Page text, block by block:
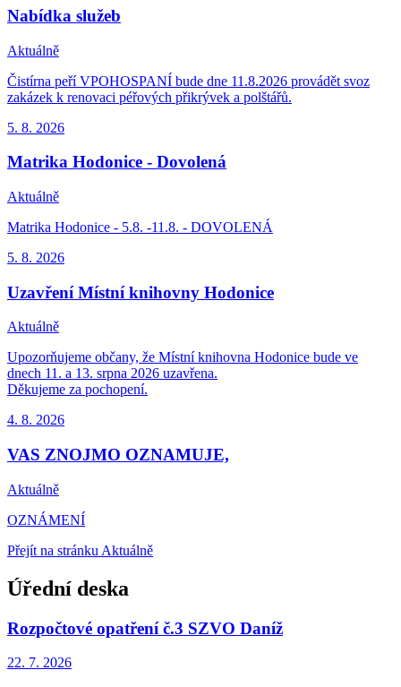
Nabídka služeb
Aktuálně
Čistírna peří VPOHOSPANÍ bude dne 11.8.2026 provádět svoz
zakázek k renovaci péřových přikrývek a polštářů.
5. 8. 2026
Matrika Hodonice - Dovolená
Aktuálně
Matrika Hodonice - 5.8. -11.8. - DOVOLENÁ
5. 8. 2026
Uzavření Místní knihovny Hodonice
Aktuálně
Upozorňujeme občany, že Místní knihovna Hodonice bude ve
dnech 11. a 13. srpna 2026 uzavřena.
Děkujeme za pochopení.
4. 8. 2026
VAS ZNOJMO OZNAMUJE,
Aktuálně
OZNÁMENÍ
Přejít na stránku Aktuálně
Úřední deska
Rozpočtové opatření č.3 SZVO Daníž
22. 7. 2026